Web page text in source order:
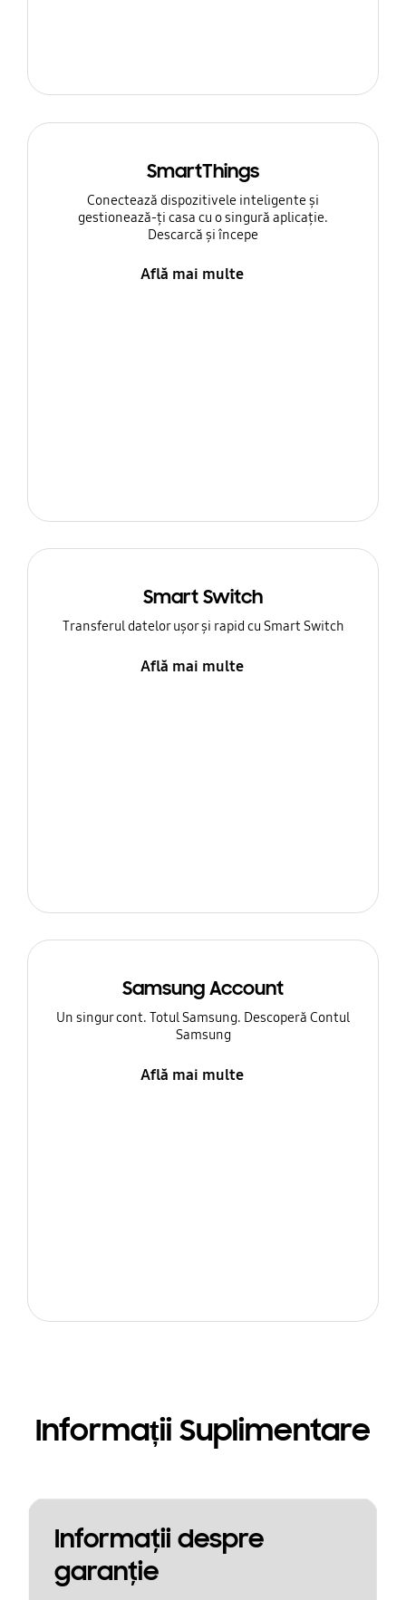
SmartThings
Conectează dispozitivele inteligente și
gestionează-ți casa cu o singură aplicație.
Descarcă și începe
Află mai multe
Smart Switch
Transferul datelor ușor și rapid cu Smart Switch
Află mai multe
Samsung Account
Un singur cont. Totul Samsung. Descoperă Contul
Samsung
Află mai multe
Informații Suplimentare
Informaţii despre
garanţie